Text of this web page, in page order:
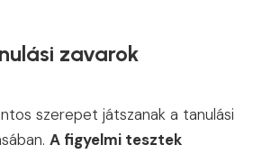
zavarok
szerepet játszanak a tanulási
A figyelmi tesztek